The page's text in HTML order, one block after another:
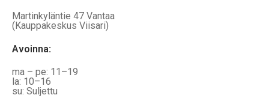
Martinkyläntie 47 Vantaa
(Kauppakeskus Viisari)
Avoinna:
ma – pe: 11–19
la: 10–16
su: Suljettu